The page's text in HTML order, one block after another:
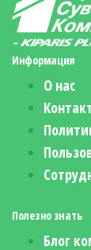
Информация
О нас
Полезно знать
Блог